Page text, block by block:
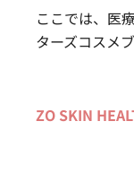
ここでは、医
ターズコスメ
ZO SKIN